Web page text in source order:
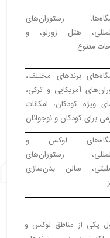
رستوران‌های
هتل زورلو، و
متنوع
برندهای مختلف،
آمریکایی و ترکی،
ویژه کودکان، امکانات
برای کودکان و نوجوانان
لوکس و
رستوران‌های
سالن بدن‌سازی
یکی از مناطق لوکس و